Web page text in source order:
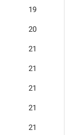
19
20
21
21
21
21
21